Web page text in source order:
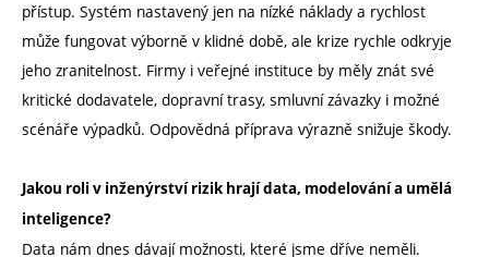
přístup. Systém nastavený jen na nízké náklady a rychlost
může fungovat výborně v klidné době, ale krize rychle odkryje
jeho zranitelnost. Firmy i veřejné instituce by měly znát své
kritické dodavatele, dopravní trasy, smluvní závazky i možné
scénáře výpadků. Odpovědná příprava výrazně snižuje škody.
Jakou roli v inženýrství rizik hrají data, modelování a umělá
inteligence?
Data nám dnes dávají možnosti, které jsme dříve neměli.